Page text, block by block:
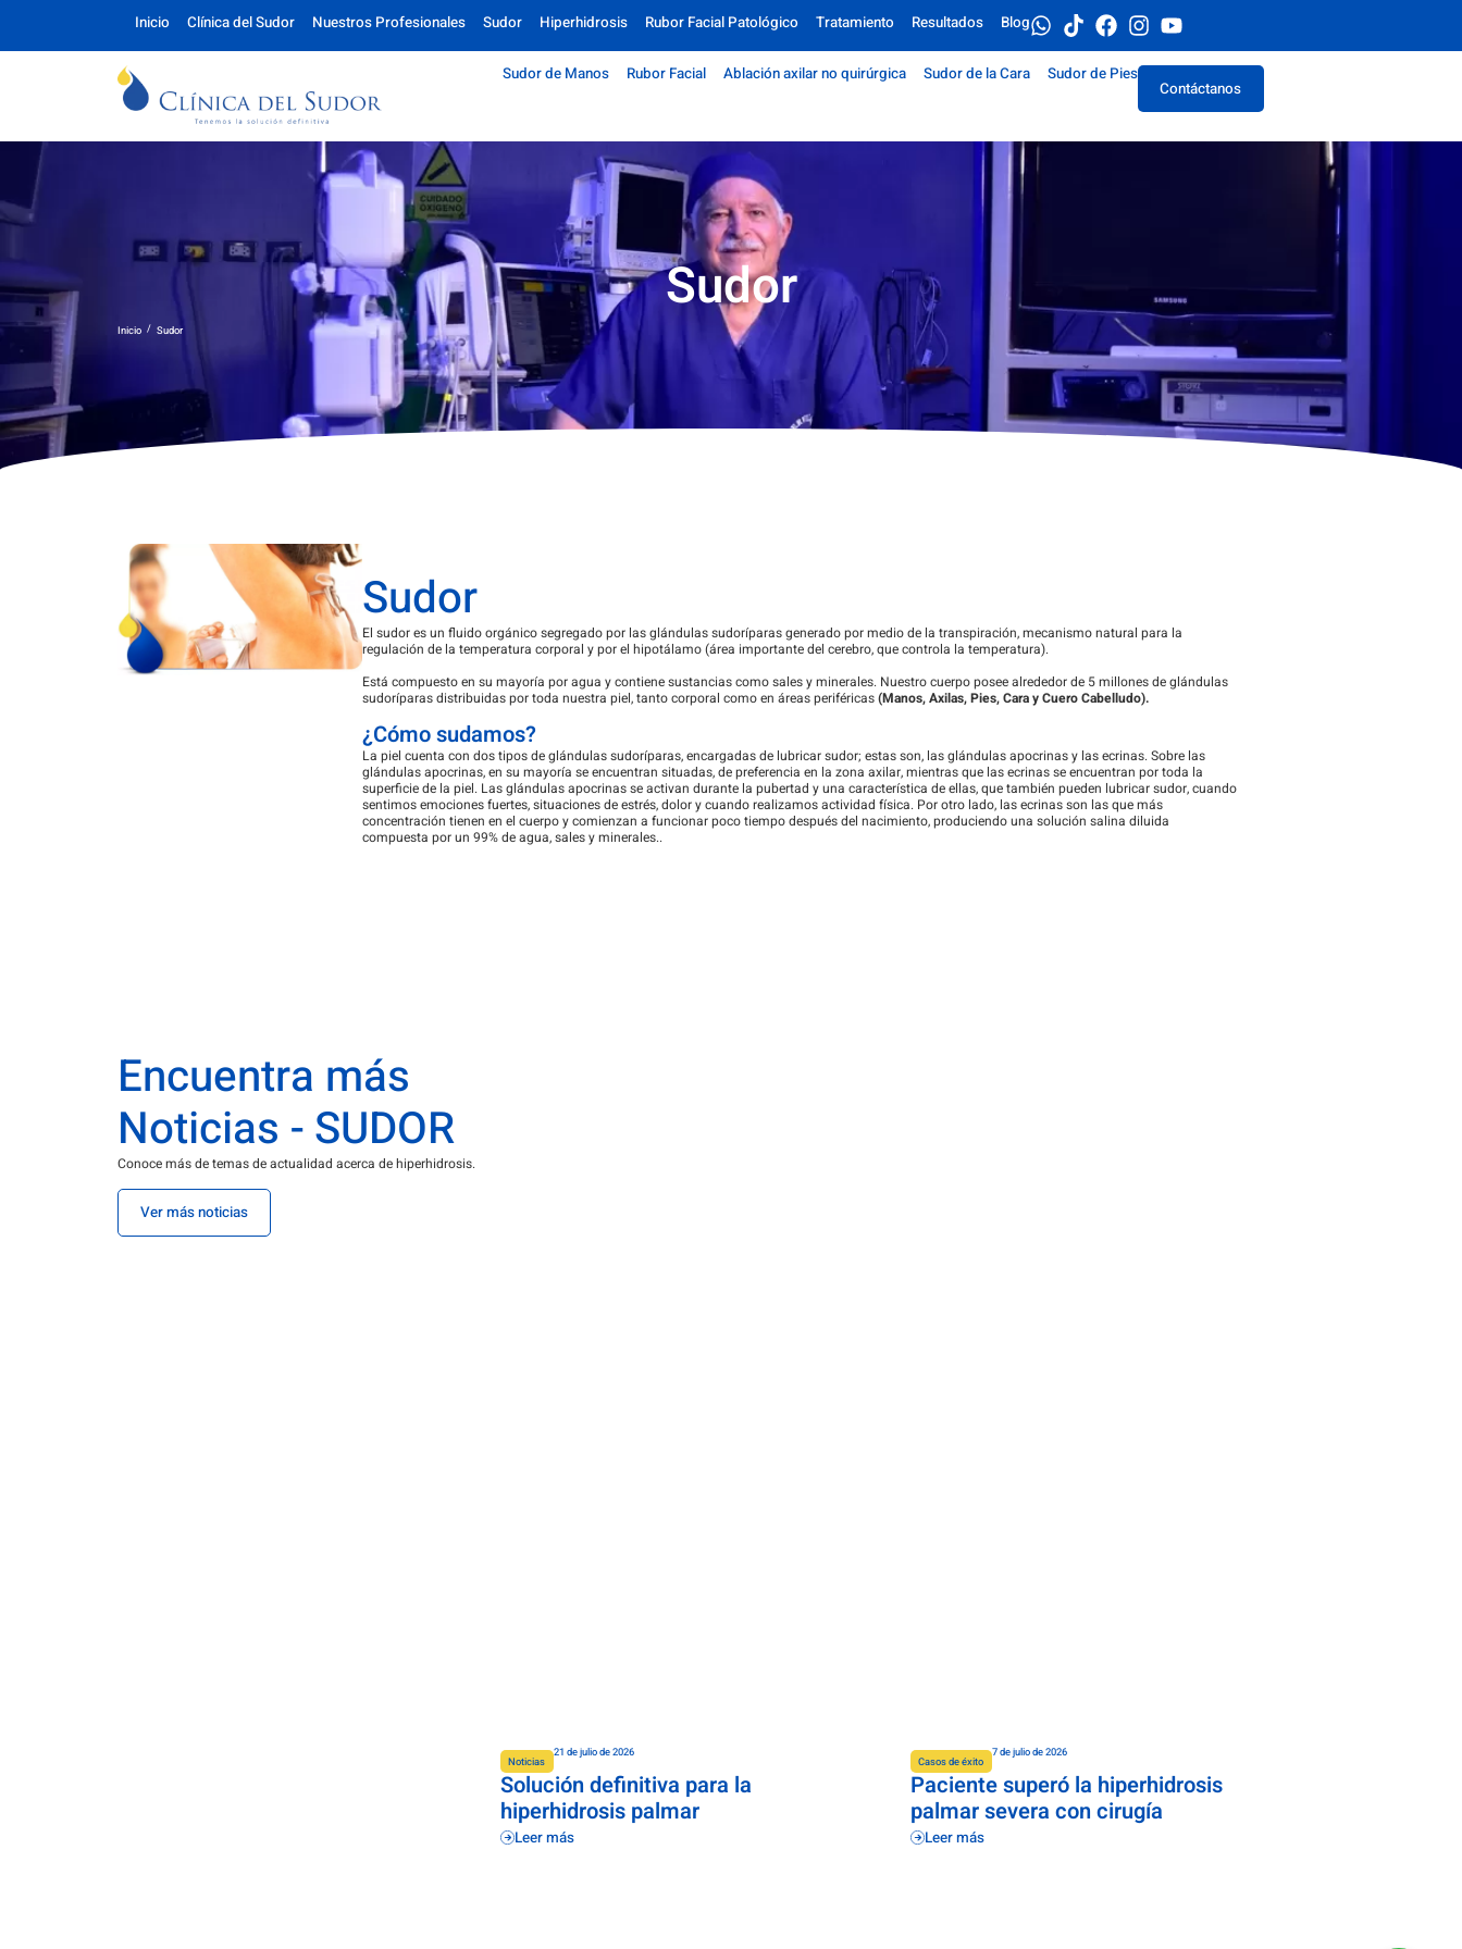
Inicio Clínica del Sudor Nuestros Profesionales Sudor Hiperhidrosis Rubor Facial Patológico Tratamiento Resultados Blog
Sudor de Manos Rubor Facial Ablación axilar no quirúrgica Sudor de la Cara Sudor de Pies
Contáctanos
Sudor
Inicio / Sudor
Sudor
El sudor es un fluido orgánico segregado por las glándulas sudoríparas generado por medio de la transpiración, mecanismo natural para la
regulación de la temperatura corporal y por el hipotálamo (área importante del cerebro, que controla la temperatura).
Está compuesto en su mayoría por agua y contiene sustancias como sales y minerales. Nuestro cuerpo posee alrededor de 5 millones de glándulas
sudoríparas distribuidas por toda nuestra piel, tanto corporal como en áreas periféricas(Manos, Axilas, Pies, Cara y Cuero Cabelludo).
¿Cómo sudamos?
La piel cuenta con dos tipos de glándulas sudoríparas, encargadas de lubricar sudor; estas son, las glándulas apocrinas y las ecrinas. Sobre las
glándulas apocrinas, en su mayoría se encuentran situadas, de preferencia en la zona axilar, mientras que las ecrinas se encuentran por toda la
superficie de la piel. Las glándulas apocrinas se activan durante la pubertad y una característica de ellas, que también pueden lubricar sudor, cuando
sentimos emociones fuertes, situaciones de estrés, dolor y cuando realizamos actividad física. Por otro lado, las ecrinas son las que más
concentración tienen en el cuerpo y comienzan a funcionar poco tiempo después del nacimiento, produciendo una solución salina diluida
compuesta por un 99% de agua, sales y minerales..
Encuentra más
Noticias - SUDOR
Conoce más de temas de actualidad acerca de hiperhidrosis.
Ver más noticias
Noticias
21 de julio de 2026
Solución definitiva para la
hiperhidrosis palmar
Leer más
Casos de éxito
7 de julio de 2026
Paciente superó la hiperhidrosis
palmar severa con cirugía
Leer más